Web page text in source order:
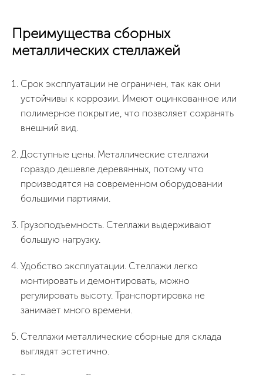
Преимущества сборных
металлических стеллажей
Срок эксплуатации не ограничен, так как они
устойчивы к коррозии. Имеют оцинкованное или
полимерное покрытие, что позволяет сохранять
внешний вид.
Доступные цены. Металлические стеллажи
гораздо дешевле деревянных, потому что
производятся на современном оборудовании
большими партиями.
Грузоподъемность. Стеллажи выдерживают
большую нагрузку.
Удобство эксплуатации. Стеллажи легко
монтировать и демонтировать, можно
регулировать высоту. Транспортировка не
занимает много времени.
Стеллажи металлические сборные для склада
выглядят эстетично.